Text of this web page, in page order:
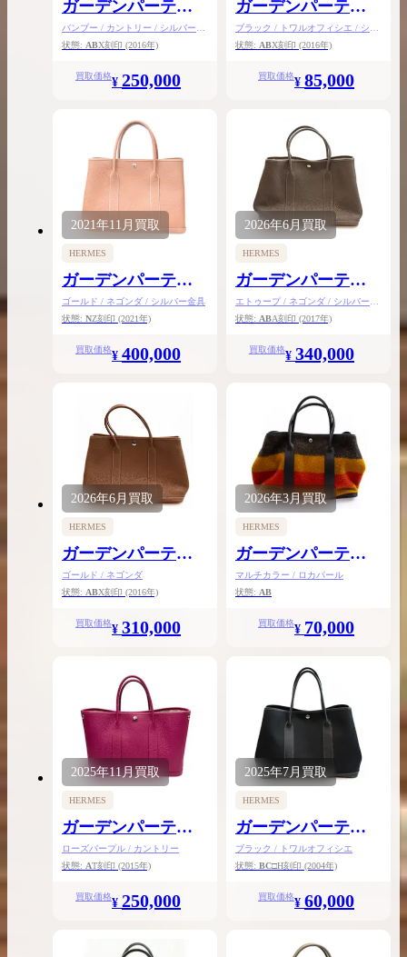
ガーデンパーティ
カドリージュPM
バンブー / カントリー / シルバー金
具
状態: ABX刻印 (2016年)
買取価格¥ 250,000
ガーデンパーティ
PM
ブラック / トワルオフィシエ / シル
バー金具
状態: ABX刻印 (2016年)
買取価格¥ 85,000
2021年11月 買取
HERMES
ガーデンパーティ
PM
ゴールド / ネゴンダ / シルバー金具
状態: NZ刻印 (2021年)
買取価格¥ 400,000
2026年6月買取
HERMES
ガーデンパーティ
PM
エトゥープ / ネゴンダ / シルバー金
具
状態: ABA刻印 (2017年)
買取価格¥ 340,000
2026年6月 買取
HERMES
ガーデンパーティ
PM
ゴールド / ネゴンダ
状態: ABX刻印 (2016年)
買取価格¥ 310,000
2026年3月買取
HERMES
ガーデンパーティ
PM
マルチカラー / ロカパール
状態: AB
買取価格¥ 70,000
2025年11月買取
HERMES
ガーデンパーティ
TPM
ローズパープル / カントリー
状態: AT刻印 (2015年)
買取価格¥ 250,000
2025年7月買取
HERMES
ガーデンパーティ
PM
ブラック / トワルオフィシエ
状態: BC□H刻印 (2004年)
買取価格¥ 60,000